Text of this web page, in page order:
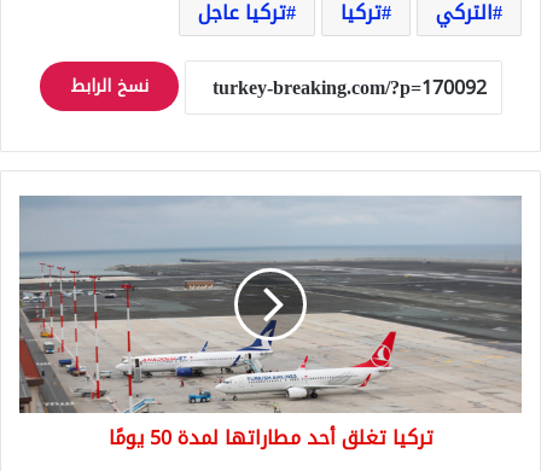
التركي
تركيا تركيا عاجل
نسخ الرابط
أحد
مطاراتها
لمدة
50
يومًا
تركيا تغلق أحد مطاراتها لمدة 50 يومًا